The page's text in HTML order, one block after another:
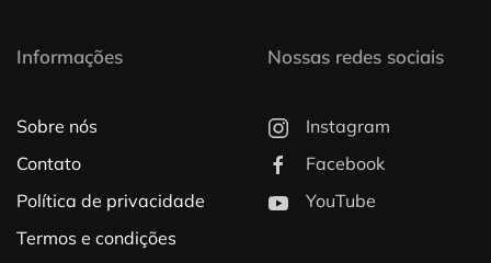
Informações
Sobre nós
Contato
Política de privacidade
Termos e condições
Nossas redes sociais
Instagram
Facebook
YouTube